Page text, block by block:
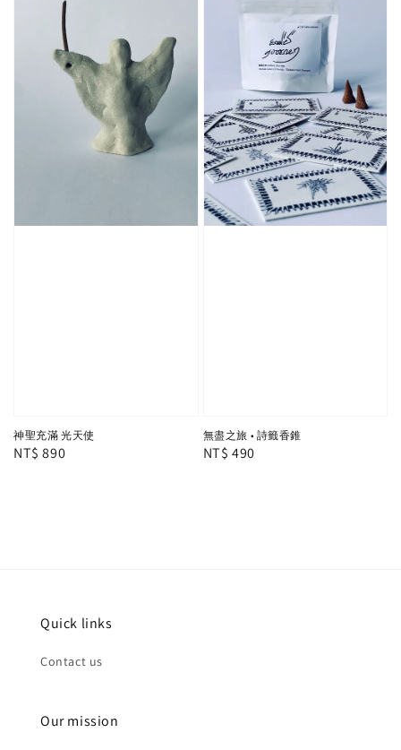
神聖充滿 光天使
Regular
NT$ 890
無盡之旅 • 詩籤香錐
Regular
NT$ 490
Quick links
Contact us
Our mission